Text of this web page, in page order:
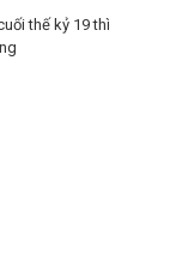
thế kỷ 19 thì